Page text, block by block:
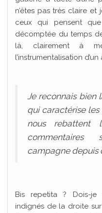
n’êtes pas très claire
ceux qui pensent
décomptée du temps
là, clairement à
l’instrumentalisation
Je reconnais bien
qui caractérise
nous rebattent
campagne depuis
Bis repetita ? Dois-je
indignés de la droite